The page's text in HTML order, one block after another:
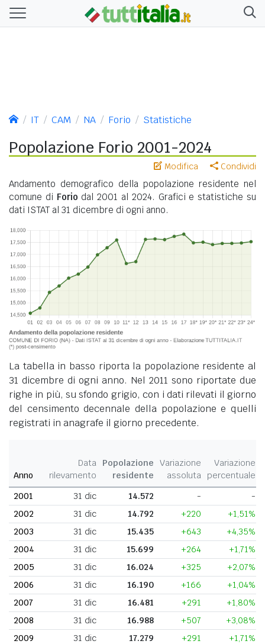
IT CAM NA Forio Statistiche
Popolazione Forio 2001-2024
Modifica Condividi
Andamento demografico della popolazione residente nel
comune di Forio dal 2001 al 2024. Grafici e statistiche su
dati ISTAT al 31 dicembre di ogni anno.
La tabella in basso riporta la popolazione residente al
31 dicembre di ogni anno. Nel 2011 sono riportate due
righe in più, su sfondo grigio, con i dati rilevati il giorno
del censimento decennale della popolazione e quelli
registrati in anagrafe il giorno precedente.
Anno
Data
rilevamento
Popolazione
residente
Variazione
assoluta
Variazione
percentuale
2001
31 dic 14.572 -
-
2002
31 dic 14.792 +220
+1,51%
2003
31 dic 15.435 +643
+4,35%
2004
31 dic 15.699 +264
+1,71%
2005
31 dic 16.024 +325
+2,07%
2006
31 dic 16.190 +166
+1,04%
2007
31 dic 16.481 +291
+1,80%
2008
31 dic 16.988 +507
+3,08%
2009
31 dic 17.279 +291
+1,71%